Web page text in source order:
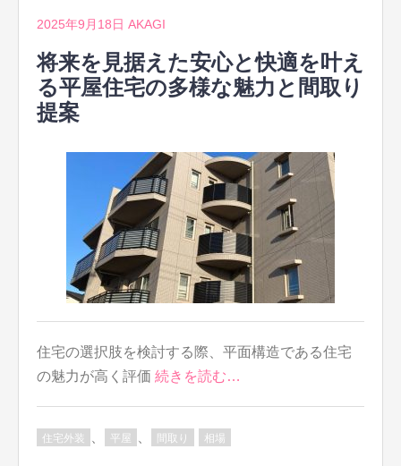
2025年9月18日 AKAGI
将来を見据えた安心と快適を叶え
る平屋住宅の多様な魅力と間取り
提案
住宅の選択肢を検討する際、平面構造である住宅
の魅力が高く評価 続きを読む…
住宅外装 平屋 間取り 相場